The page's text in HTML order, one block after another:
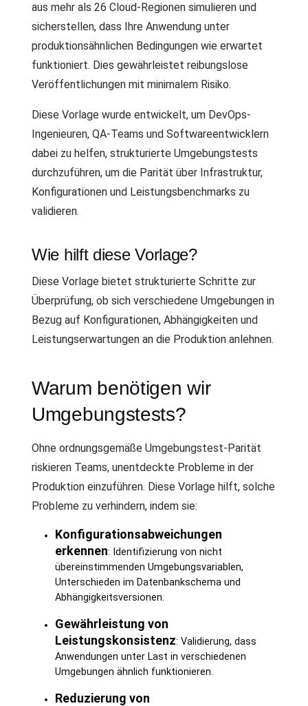
aus mehr als 26 Cloud-Regionen simulieren und
sicherstellen, dass Ihre Anwendung unter
produktionsähnlichen Bedingungen wie erwartet
funktioniert. Dies gewährleistet reibungslose
Veröffentlichungen mit minimalem Risiko.
Diese Vorlage wurde entwickelt, um DevOps-
Ingenieuren, QA-Teams und Softwareentwicklern
dabei zu helfen, strukturierte Umgebungstests
durchzuführen, um die Parität über Infrastruktur,
Konfigurationen und Leistungsbenchmarks zu
validieren.
Wie hilft diese Vorlage?
Diese Vorlage bietet strukturierte Schritte zur
Überprüfung, ob sich verschiedene Umgebungen in
Bezug auf Konfigurationen, Abhängigkeiten und
Leistungserwartungen an die Produktion anlehnen.
Warum benötigen wir
Umgebungstests?
Ohne ordnungsgemäße Umgebungstest-Parität
riskieren Teams, unentdeckte Probleme in der
Produktion einzuführen. Diese Vorlage hilft, solche
Probleme zu verhindern, indem sie:
Konfigurationsabweichungen
erkennen: Identifizierung von nicht
übereinstimmenden Umgebungsvariablen,
Unterschieden im Datenbankschema und
Abhängigkeitsversionen.
Gewährleistung von
Leistungskonsistenz: Validierung, dass
Anwendungen unter Last in verschiedenen
Umgebungen ähnlich funktionieren.
Reduzierung von